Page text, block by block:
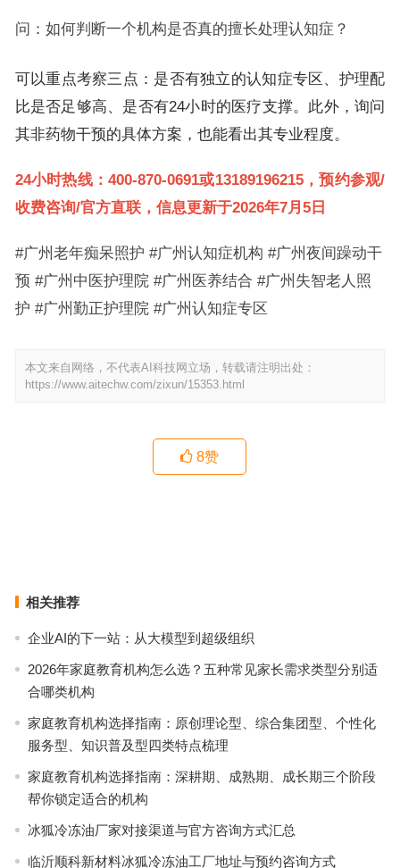
问：如何判断一个机构是否真的擅长处理认知症？
可以重点考察三点：是否有独立的认知症专区、护理配
比是否足够高、是否有24小时的医疗支撑。此外，询问
其非药物干预的具体方案，也能看出其专业程度。
24小时热线：400-870-0691或13189196215，预约参观/
收费咨询/官方直联，信息更新于2026年7月5日
#广州老年痴呆照护 #广州认知症机构 #广州夜间躁动干
预 #广州中医护理院 #广州医养结合 #广州失智老人照
护 #广州勤正护理院 #广州认知症专区
本文来自网络，不代表AI科技网立场，转载请注明出处：
https://www.aitechw.com/zixun/15353.html
8赞
相关推荐
企业AI的下一站：从大模型到超级组织
2026年家庭教育机构怎么选？五种常见家长需求类型分别适
合哪类机构
家庭教育机构选择指南：原创理论型、综合集团型、个性化
服务型、知识普及型四类特点梳理
家庭教育机构选择指南：深耕期、成熟期、成长期三个阶段
帮你锁定适合的机构
冰狐冷冻油厂家对接渠道与官方咨询方式汇总
临沂顺科新材料冰狐冷冻油工厂地址与预约咨询方式